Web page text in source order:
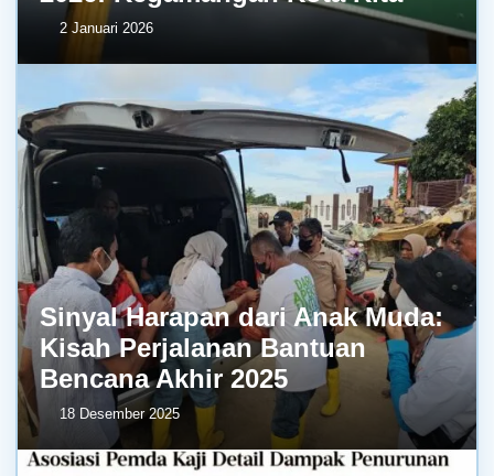
2 Januari 2026
Sinyal Harapan dari Anak Muda:
Kisah Perjalanan Bantuan
Bencana Akhir 2025
18 Desember 2025